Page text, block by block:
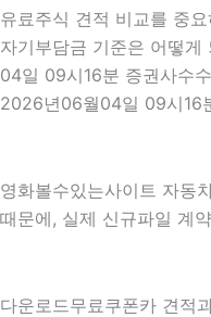
유료주식 견적 비교를 중
자기부담금 기준은 어떻
04일 09시16분 증권사수
2026년06월04일 09시16
영화볼수있는사이트 자동
때문에, 실제 신규파일 계
다운로드무료쿠폰카 견적